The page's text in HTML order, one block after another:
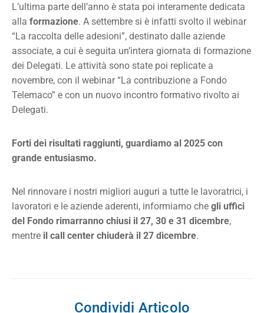
L’ultima parte dell’anno è stata poi interamente dedicata
alla formazione. A settembre si è infatti svolto il webinar
“La raccolta delle adesioni”, destinato dalle aziende
associate, a cui è seguita un’intera giornata di formazione
dei Delegati. Le attività sono state poi replicate a
novembre, con il webinar “La contribuzione a Fondo
Telemaco” e con un nuovo incontro formativo rivolto ai
Delegati.
Forti dei risultati raggiunti, guardiamo al 2025 con
grande entusiasmo.
Nel rinnovare i nostri migliori auguri a tutte le lavoratrici, i
lavoratori e le aziende aderenti, informiamo che gli uffici
del Fondo rimarranno chiusi il 27, 30 e 31 dicembre,
mentre il call center chiuderà il 27 dicembre.
Condividi Articolo